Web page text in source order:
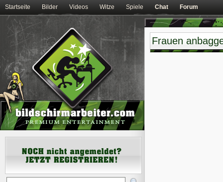
Startseite Bilder Videos Witze Spiele Chat Forum
Frauen